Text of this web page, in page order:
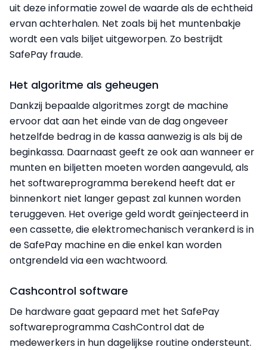
uit deze informatie zowel de waarde als de echtheid
ervan achterhalen. Net zoals bij het muntenbakje
wordt een vals biljet uitgeworpen. Zo bestrijdt
SafePay fraude.
Het algoritme als geheugen
Dankzij bepaalde algoritmes zorgt de machine
ervoor dat aan het einde van de dag ongeveer
hetzelfde bedrag in de kassa aanwezig is als bij de
beginkassa. Daarnaast geeft ze ook aan wanneer er
munten en biljetten moeten worden aangevuld, als
het softwareprogramma berekend heeft dat er
binnenkort niet langer gepast zal kunnen worden
teruggeven. Het overige geld wordt geïnjecteerd in
een cassette, die elektromechanisch verankerd is in
de SafePay machine en die enkel kan worden
ontgrendeld via een wachtwoord.
Cashcontrol software
De hardware gaat gepaard met het SafePay
softwareprogramma CashControl dat de
medewerkers in hun dagelijkse routine ondersteunt.